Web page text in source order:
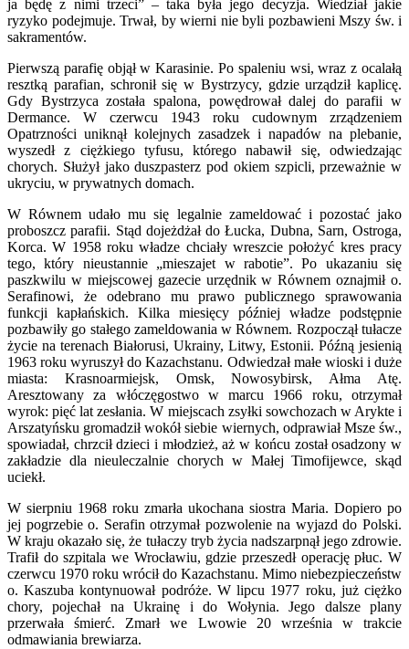
ja będę z nimi trzeci” – taka była jego decyzja. Wiedział jakie
ryzyko podejmuje. Trwał, by wierni nie byli pozbawieni Mszy św. i
sakramentów.
Pierwszą parafię objął w Karasinie. Po spaleniu wsi, wraz z ocalałą
resztką parafian, schronił się w Bystrzycy, gdzie urządził kaplicę.
Gdy Bystrzyca została spalona, powędrował dalej do parafii w
Dermance. W czerwcu 1943 roku cudownym zrządzeniem
Opatrzności uniknął kolejnych zasadzek i napadów na plebanie,
wyszedł z ciężkiego tyfusu, którego nabawił się, odwiedzając
chorych. Służył jako duszpasterz pod okiem szpicli, przeważnie w
ukryciu, w prywatnych domach.
W Równem udało mu się legalnie zameldować i pozostać jako
proboszcz parafii. Stąd dojeżdżał do Łucka, Dubna, Sarn, Ostroga,
Korca. W 1958 roku władze chciały wreszcie położyć kres pracy
tego, który nieustannie „mieszajet w rabotie”. Po ukazaniu się
paszkwilu w miejscowej gazecie urzędnik w Równem oznajmił o.
Serafinowi, że odebrano mu prawo publicznego sprawowania
funkcji kapłańskich. Kilka miesięcy później władze podstępnie
pozbawiły go stałego zameldowania w Równem. Rozpoczął tułacze
życie na terenach Białorusi, Ukrainy, Litwy, Estonii. Późną jesienią
1963 roku wyruszył do Kazachstanu. Odwiedzał małe wioski i duże
miasta: Krasnoarmiejsk, Omsk, Nowosybirsk, Ałma Atę.
Aresztowany za włóczęgostwo w marcu 1966 roku, otrzymał
wyrok: pięć lat zesłania. W miejscach zsyłki sowchozach w Arykte i
Arszatyńsku gromadził wokół siebie wiernych, odprawiał Msze św.,
spowiadał, chrzcił dzieci i młodzież, aż w końcu został osadzony w
zakładzie dla nieuleczalnie chorych w Małej Timofijewce, skąd
uciekł.
W sierpniu 1968 roku zmarła ukochana siostra Maria. Dopiero po
jej pogrzebie o. Serafin otrzymał pozwolenie na wyjazd do Polski.
W kraju okazało się, że tułaczy tryb życia nadszarpnął jego zdrowie.
Trafił do szpitala we Wrocławiu, gdzie przeszedł operację płuc. W
czerwcu 1970 roku wrócił do Kazachstanu. Mimo niebezpieczeństw
o. Kaszuba kontynuował podróże. W lipcu 1977 roku, już ciężko
chory, pojechał na Ukrainę i do Wołynia. Jego dalsze plany
przerwała śmierć. Zmarł we Lwowie 20 września w trakcie
odmawiania brewiarza.